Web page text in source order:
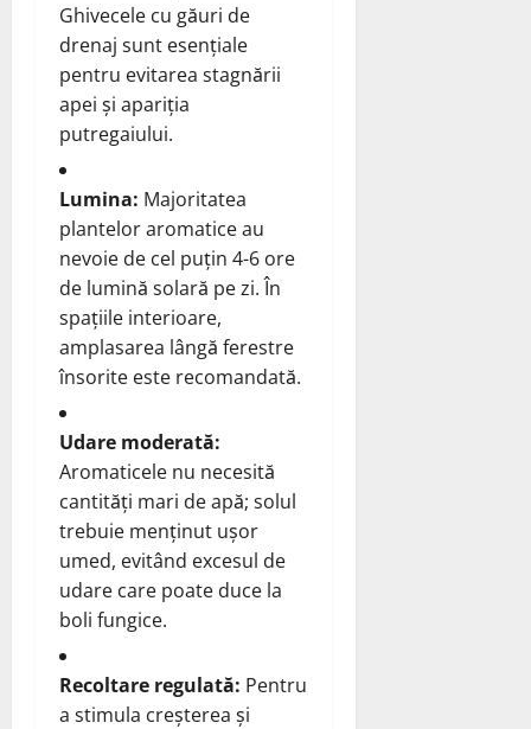
Ghivecele cu găuri de
drenaj sunt esențiale
pentru evitarea stagnării
apei și apariția
putregaiului.
Lumina: Majoritatea
plantelor aromatice au
nevoie de cel puțin 4-6 ore
de lumină solară pe zi. În
spațiile interioare,
amplasarea lângă ferestre
însorite este recomandată.
Udare moderată:
Aromaticele nu necesită
cantități mari de apă; solul
trebuie menținut ușor
umed, evitând excesul de
udare care poate duce la
boli fungice.
Recoltare regulată: Pentru
a stimula creșterea și